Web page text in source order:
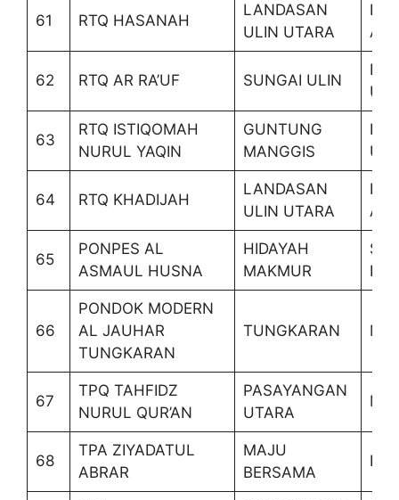
61 RTQ HASANAH
LANDASAN
ULIN UTARA
62 RTQ AR RA’UF SUNGAI ULIN
63
RTQ ISTIQOMAH
NURUL YAQIN
GUNTUNG
MANGGIS
64 RTQ KHADIJAH
LANDASAN
ULIN UTARA
65
PONPES AL
ASMAUL HUSNA
HIDAYAH
MAKMUR
66
PONDOK MODERN
AL JAUHAR
TUNGKARAN
TUNGKARAN
67
TPQ TAHFIDZ
NURUL QUR’AN
PASAYANGAN
UTARA
68
TPA ZIYADATUL
ABRAR
MAJU
BERSAMA